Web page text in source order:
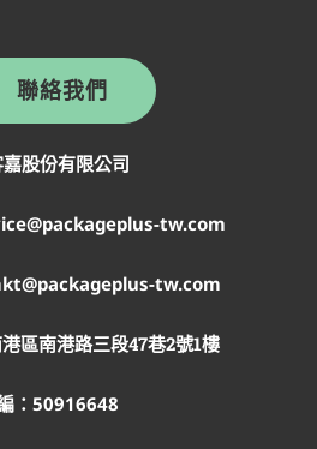
聯絡我們
股份有限公司
tw.com
tw.com
區南港路三段47巷2號1樓
：50916648